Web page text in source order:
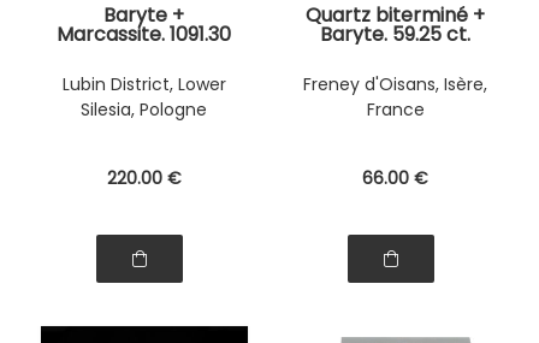
Baryte +
Marcassite. 1091.30
Lubin District, Lower
Silesia, Pologne
220.00 €
Quartz biterminé +
Baryte. 59.25 ct.
Freney d'Oisans, Isère,
France
66.00 €